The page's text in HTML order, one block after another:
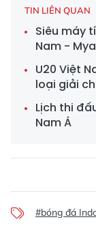
TIN LIÊN QUAN
Siêu máy
Nam -
U20 Việt
loại giải
Lịch thi
Nam Á
#bóng đá